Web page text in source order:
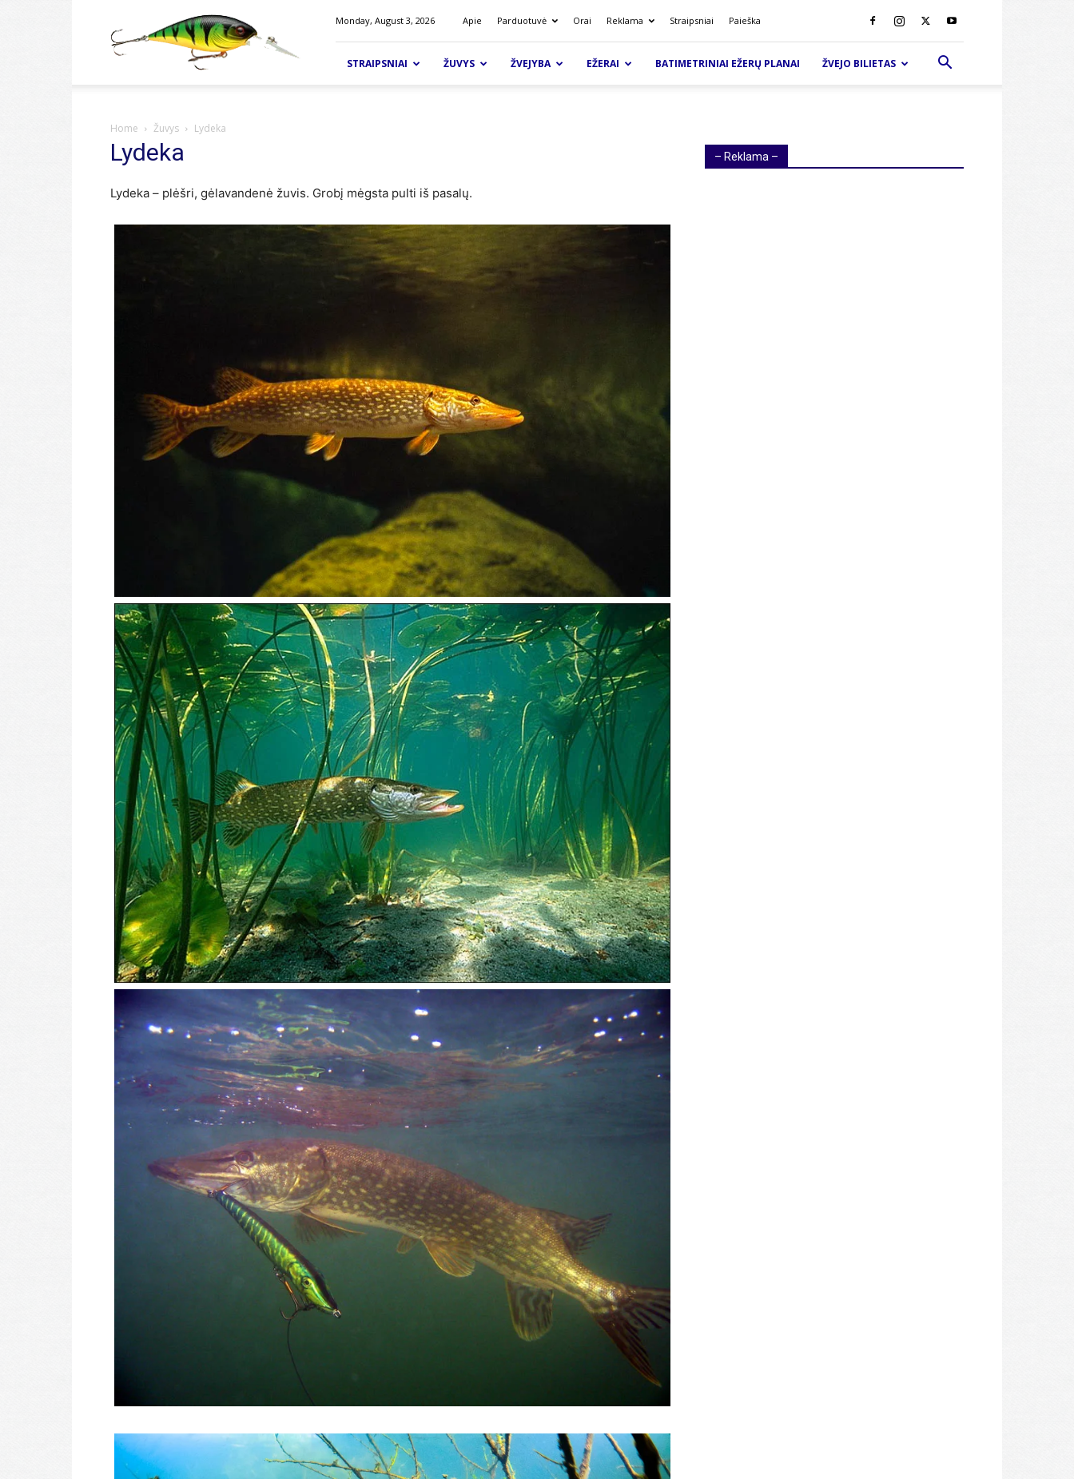
Monday, August 3, 2026 Apie Parduotuvė Orai Reklama Straipsniai Paieška
STRAIPSNIAI ŽUVYS ŽVEJYBA EŽERAI BATIMETRINIAI EŽERŲ PLANAI ŽVEJO BILIETAS
Home Žuvys Lydeka
Lydeka
Lydeka – plėšri, gėlavandenė žuvis. Grobį mėgsta pulti iš pasalų.
– Reklama –